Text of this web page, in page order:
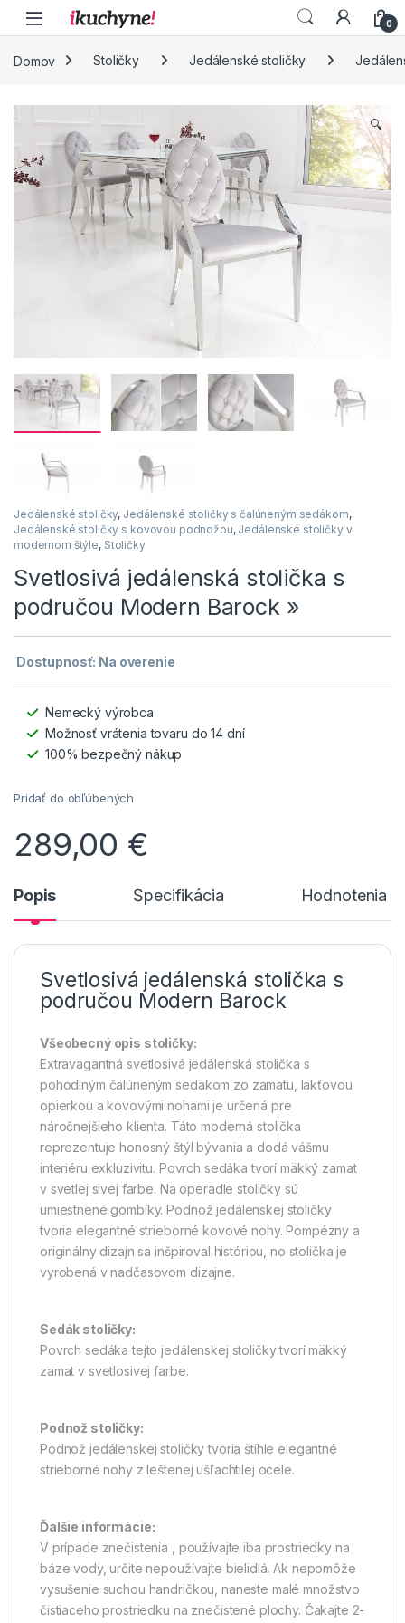
Skip to navigation
Skip to content
0
Domov Stoličky Jedálenské stoličky
🔍
Jedálenské stoličky, Jedálenské stoličky s čalúneným sedákom,
Jedálenské stoličky s kovovou podnožou, Jedálenské stoličky v
modernom štýle, Stoličky
Svetlosivá jedálenská stolička s
područou Modern Barock »
Dostupnosť: Na overenie
Nemecký výrobca
Možnosť vrátenia tovaru do 14 dní
100% bezpečný nákup
Pridať do obľúbených
289,00 €
Popis Špecifikácia Hodnotenia
Svetlosivá jedálenská stolička s
područou Modern Barock
Všeobecný opis stoličky:
Extravagantná svetlosivá jedálenská stolička s
pohodlným čalúneným sedákom zo zamatu, lakťovou
opierkou a kovovými nohami je určená pre
náročnejšieho klienta. Táto moderná stolička
reprezentuje honosný štýl bývania a dodá vášmu
interiéru exkluzivitu. Povrch sedáka tvorí mäkký zamat
v svetlej sivej farbe. Na operadle stoličky sú
umiestnené gombíky. Podnož jedálenskej stoličky
tvoria elegantné strieborné kovové nohy. Pompézny a
originálny dizajn sa inšpiroval históriou, no stolička je
vyrobená v nadčasovom dizajne.
Sedák stoličky:
Povrch sedáka tejto jedálenskej stoličky tvorí mäkký
zamat v svetlosivej farbe.
Podnož stoličky:
Podnož jedálenskej stoličky tvoria štíhle elegantné
strieborné nohy z leštenej ušľachtilej ocele.
Ďalšie informácie:
V prípade znečistenia , používajte iba prostriedky na
báze vody, určite nepoužívajte bielidlá. Ak nepomôže
vysušenie suchou handričkou, naneste malé množstvo
čistiaceho prostriedku na znečistené plochy. Čakajte 2-